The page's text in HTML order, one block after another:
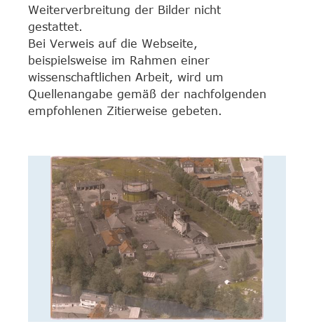
Weiterverbreitung der Bilder nicht
gestattet.
Bei Verweis auf die Webseite,
beispielsweise im Rahmen einer
wissenschaftlichen Arbeit, wird um
Quellenangabe gemäß der nachfolgenden
empfohlenen Zitierweise gebeten.